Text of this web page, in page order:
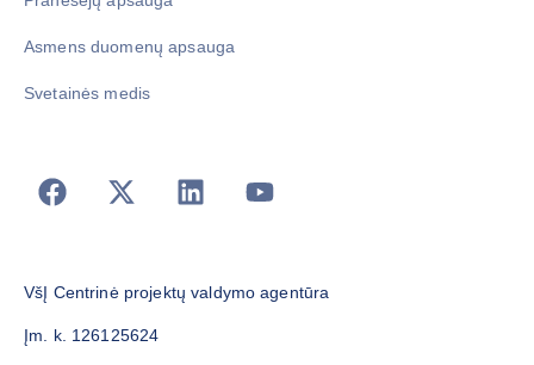
Asmens duomenų apsauga
Svetainės medis
VšĮ Centrinė projektų valdymo agentūra
Įm. k. 126125624